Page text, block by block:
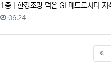
1층 한강조망 덕은 GL메트로시티 지식산업센터 계약금
등록일
06.24